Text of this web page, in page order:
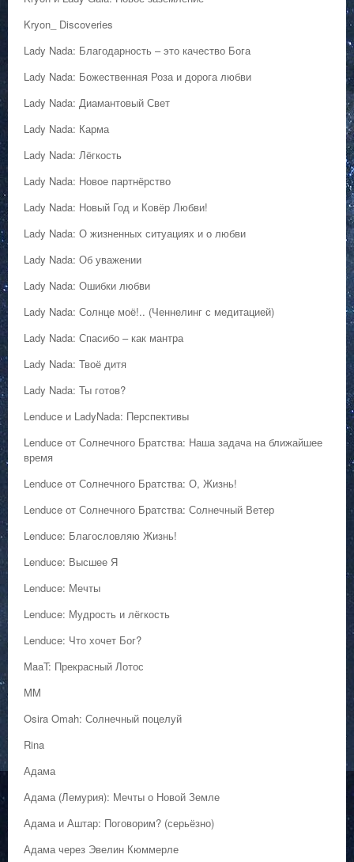
Kryon_ Discoveries
Lady Nada: Благодарность – это качество Бога
Lady Nada: Божественная Роза и дорога любви
Lady Nada: Диамантовый Свет
Lady Nada: Карма
Lady Nada: Лёгкость
Lady Nada: Новое партнёрство
Lady Nada: Новый Год и Ковёр Любви!
Lady Nada: О жизненных ситуациях и о любви
Lady Nada: Об уважении
Lady Nada: Ошибки любви
Lady Nada: Солнце моё!.. (Ченнелинг с медитацией)
Lady Nada: Спасибо – как мантра
Lady Nada: Твоё дитя
Lady Nada: Ты готов?
Lenduce и LadyNada: Перспективы
Lenduce от Солнечного Братства: Наша задача на ближайшее
время
Lenduce от Солнечного Братства: О, Жизнь!
Lenduce от Солнечного Братства: Солнечный Ветер
Lenduce: Благословляю Жизнь!
Lenduce: Высшее Я
Lenduce: Мечты
Lenduce: Мудрость и лёгкость
Lenduce: Что хочет Бог?
MaaT: Прекрасный Лотос
MM
Osira Omah: Солнечный поцелуй
Rina
Адама
Адама (Лемурия): Мечты о Новой Земле
Адама и Аштар: Поговорим? (серьёзно)
Адама через Эвелин Кюммерле